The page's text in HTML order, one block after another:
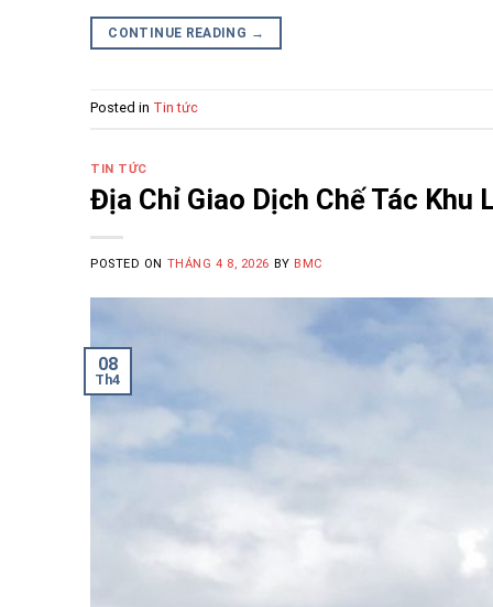
CONTINUE READING →
Posted in Tin tức
TIN TỨC
Địa Chỉ Giao Dịch Chế Tác Khu
POSTED ON THÁNG 4 8, 2026 BY BMC
08
Th4